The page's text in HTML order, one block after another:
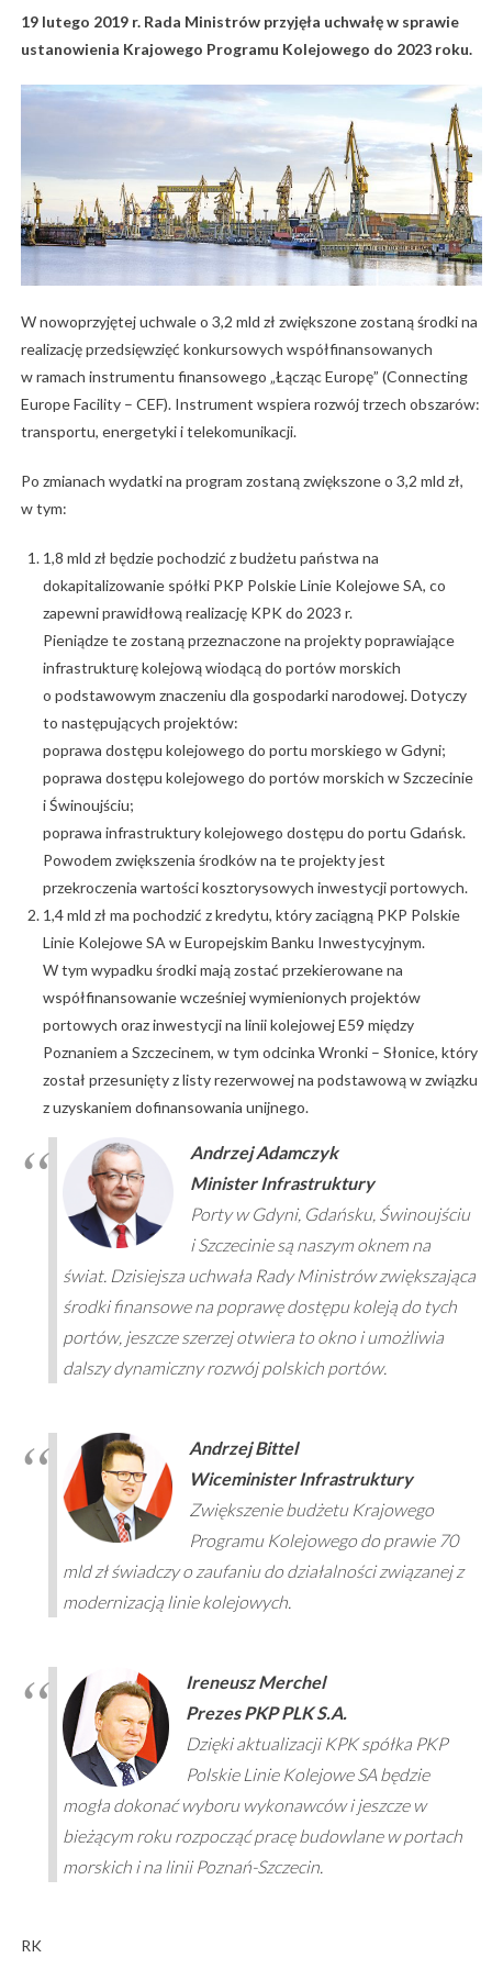
19 lutego 2019 r. Rada Ministrów przyjęła uchwałę w sprawie
ustanowienia Krajowego Programu Kolejowego do 2023 roku.
W nowoprzyjętej uchwale o 3,2 mld zł zwiększone zostaną środki na
realizację przedsięwzięć konkursowych współfinansowanych
w ramach instrumentu finansowego „Łącząc Europę” (Connecting
Europe Facility – CEF). Instrument wspiera rozwój trzech obszarów:
transportu, energetyki i telekomunikacji.
Po zmianach wydatki na program zostaną zwiększone o 3,2 mld zł,
w tym:
1,8 mld zł będzie pochodzić z budżetu państwa na
dokapitalizowanie spółki PKP Polskie Linie Kolejowe SA, co
zapewni prawidłową realizację KPK do 2023 r.
Pieniądze te zostaną przeznaczone na projekty poprawiające
infrastrukturę kolejową wiodącą do portów morskich
o podstawowym znaczeniu dla gospodarki narodowej. Dotyczy
to następujących projektów:
poprawa dostępu kolejowego do portu morskiego w Gdyni;
poprawa dostępu kolejowego do portów morskich w Szczecinie
i Świnoujściu;
poprawa infrastruktury kolejowego dostępu do portu Gdańsk.
Powodem zwiększenia środków na te projekty jest
przekroczenia wartości kosztorysowych inwestycji portowych.
1,4 mld zł ma pochodzić z kredytu, który zaciągną PKP Polskie
Linie Kolejowe SA w Europejskim Banku Inwestycyjnym.
W tym wypadku środki mają zostać przekierowane na
współfinansowanie wcześniej wymienionych projektów
portowych oraz inwestycji na linii kolejowej E59 między
Poznaniem a Szczecinem, w tym odcinka Wronki – Słonice, który
został przesunięty z listy rezerwowej na podstawową w związku
z uzyskaniem dofinansowania unijnego.
Andrzej Adamczyk
Minister Infrastruktury
Porty w Gdyni, Gdańsku, Świnoujściu
i Szczecinie są naszym oknem na
świat. Dzisiejsza uchwała Rady Ministrów zwiększająca
środki finansowe na poprawę dostępu koleją do tych
portów, jeszcze szerzej otwiera to okno i umożliwia
dalszy dynamiczny rozwój polskich portów.
Andrzej Bittel
Wiceminister Infrastruktury
Zwiększenie budżetu Krajowego
Programu Kolejowego do prawie 70
mld zł świadczy o zaufaniu do działalności związanej z
modernizacją linie kolejowych.
Ireneusz Merchel
Prezes PKP PLK S.A.
Dzięki aktualizacji KPK spółka PKP
Polskie Linie Kolejowe SA będzie
mogła dokonać wyboru wykonawców i jeszcze w
bieżącym roku rozpocząć pracę budowlane w portach
morskich i na linii Poznań-Szczecin.
RK